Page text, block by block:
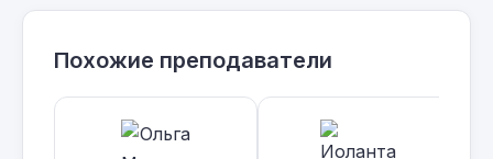
Похожие преподаватели